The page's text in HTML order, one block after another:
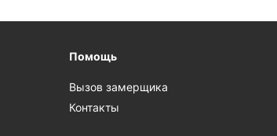
Помощь
Вызов замерщика
Контакты